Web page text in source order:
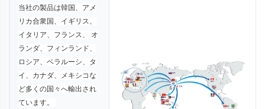
当社の製品は韓国、アメ
リカ合衆国、イギリス、
イタリア、フランス、 オ
ランダ、フィンランド、
ロシア、ベラルーシ、タ
イ、カナダ、メキシコな
ど多くの国々へ輸出され
ています。